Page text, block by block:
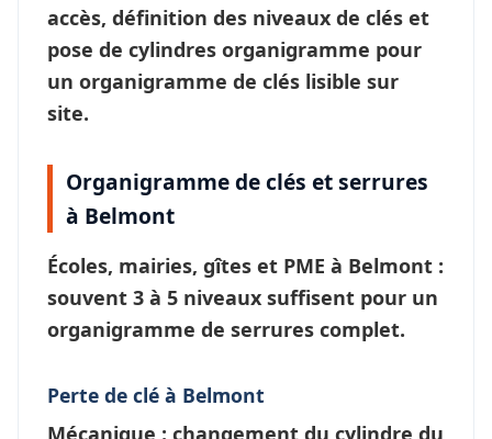
accès, définition des niveaux de clés et
pose de cylindres organigramme pour
un organigramme de clés lisible sur
site.
Organigramme de clés et serrures
à Belmont
Écoles, mairies, gîtes et PME à Belmont :
souvent 3 à 5 niveaux suffisent pour un
organigramme de serrures complet.
Perte de clé à Belmont
Mécanique : changement du cylindre du